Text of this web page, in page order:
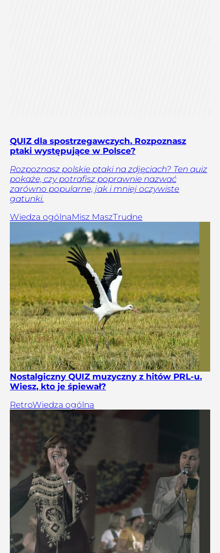
QUIZ dla spostrzegawczych. Rozpoznasz
ptaki występujące w Polsce?
Rozpoznasz polskie ptaki na zdjęciach? Ten quiz
pokaże, czy potrafisz poprawnie nazwać
zarówno popularne, jak i mniej oczywiste
gatunki.
Wiedza ogólnaMisz MaszTrudne
Nostalgiczny QUIZ muzyczny z hitów PRL-u.
Wiesz, kto je śpiewał?
RetroWiedza ogólna